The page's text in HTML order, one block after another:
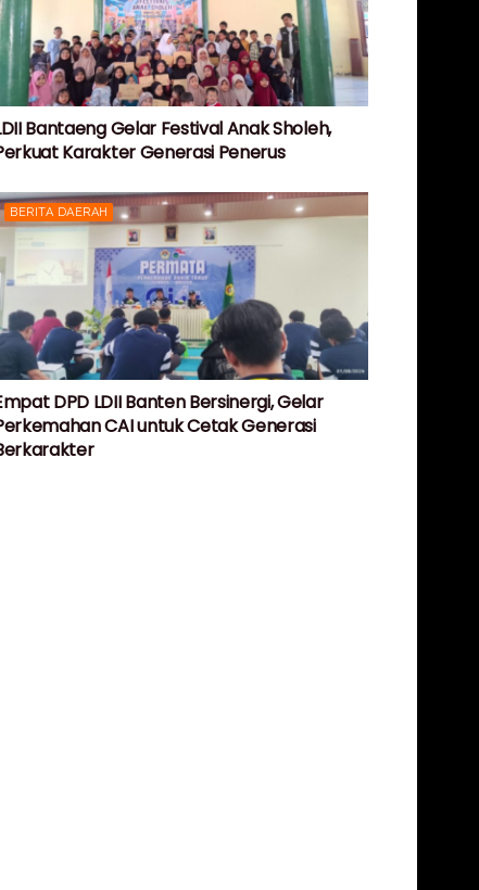
Bantaeng Gelar Festival Anak Sholeh,
Karakter Generasi Penerus
BERITA DAERAH
DPD LDII Banten Bersinergi, Gelar
CAI untuk Cetak Generasi